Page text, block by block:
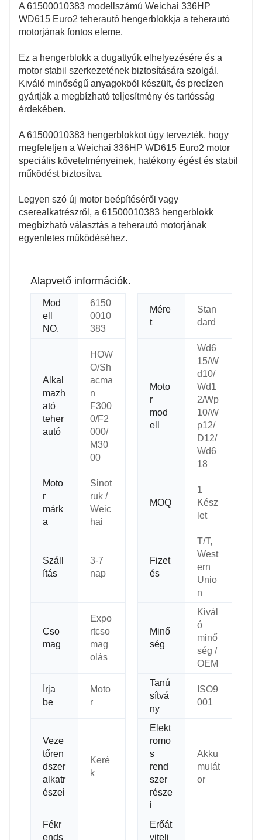
A 61500010383 modellszámú Weichai 336HP
WD615 Euro2 teherautó hengerblokkja a teherautó
motorjának fontos eleme.
Ez a hengerblokk a dugattyúk elhelyezésére és a
motor stabil szerkezetének biztosítására szolgál.
Kiváló minőségű anyagokból készült, és precízen
gyártják a megbízható teljesítmény és tartósság
érdekében.
A 61500010383 hengerblokkot úgy tervezték, hogy
megfeleljen a Weichai 336HP WD615 Euro2 motor
speciális követelményeinek, hatékony égést és stabil
működést biztosítva.
Legyen szó új motor beépítéséről vagy
cserealkatrészről, a 61500010383 hengerblokk
megbízható választás a teherautó motorjának
egyenletes működéséhez.
Alapvető információk.
Mod
ell
NO.
6150
0010
383
Mére
t
Stan
dard
Alkal
mazh
ató
teher
autó
HOW
O/Sh
acma
n
F300
0/F2
000/
M30
00
Moto
r
mod
ell
Wd6
15/W
d10/
Wd1
2/Wp
10/W
p12/
D12/
Wd6
18
Moto
r
márk
a
Sinot
ruk /
Weic
hai
MOQ
1
Kész
let
Száll
ítás
3-7
nap
Fizet
és
T/T,
West
ern
Unio
n
Cso
mag
Expo
rtcso
mag
olás
Minő
ség
Kivál
ó
minő
ség /
OEM
Írja
be
Moto
r
Tanú
sítvá
ny
ISO9
001
Veze
tőren
dszer
alkatr
észei
Keré
k
Elekt
romo
s
rend
szer
része
i
Akku
mulát
or
Fékr
ends
Erőát
viteli